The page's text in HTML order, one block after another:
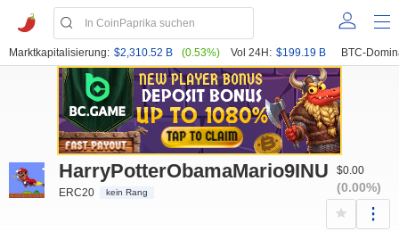
Marktkapitalisierung: $2,310.52 B (0.53%) Vol 24H: $199.19 B BTC-
HarryPotterObamaMario9INU
ERC20 kein Rang
$0.00
(0.00%)